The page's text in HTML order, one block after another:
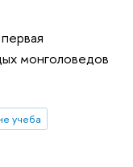
монголоведов
учеба